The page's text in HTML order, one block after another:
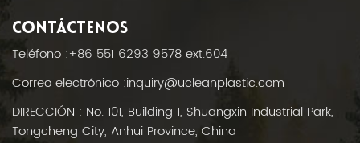
CONTÁCTENOS
Teléfono :+86 551 6293 9578 ext.604
Correo electrónico :inquiry@ucleanplastic.com
DIRECCIÓN : No. 101, Building 1, Shuangxin Industrial Park,
Tongcheng City, Anhui Province, China